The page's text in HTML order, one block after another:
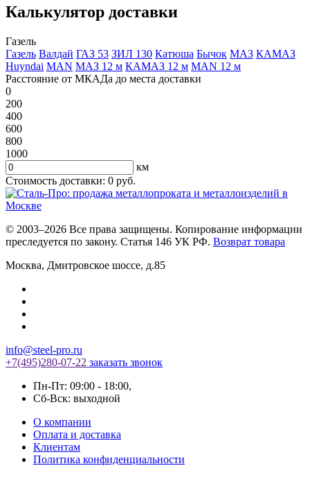
Калькулятор доставки
Газель
Газель Валдай ГАЗ 53 ЗИЛ 130 Катюша Бычок МАЗ КАМАЗ
Huyndai MAN МАЗ 12 м КАМАЗ 12 м MAN 12 м
Расстояние от МКАДа до места доставки
0
200
400
600
800
1000
км
Стоимость доставки: 0 руб.
© 2003–2026 Все права защищены. Копирование информации
преследуется по закону. Статья 146 УК РФ. Возврат товара
Москва, Дмитровское шоссе, д.85
info@steel-pro.ru
+7(495)280-07-22 заказать звонок
Пн-Пт: 09:00 - 18:00,
Cб-Вск: выходной
О компании
Оплата и доставка
Клиентам
Политика конфиденциальности